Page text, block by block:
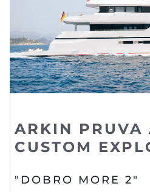
ARKIN PRUVA
CUSTOM
"DOBRO MORE 2"